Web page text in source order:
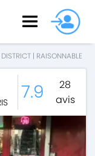
DISTRICT | RAISONNABLE
7.9
28
avis